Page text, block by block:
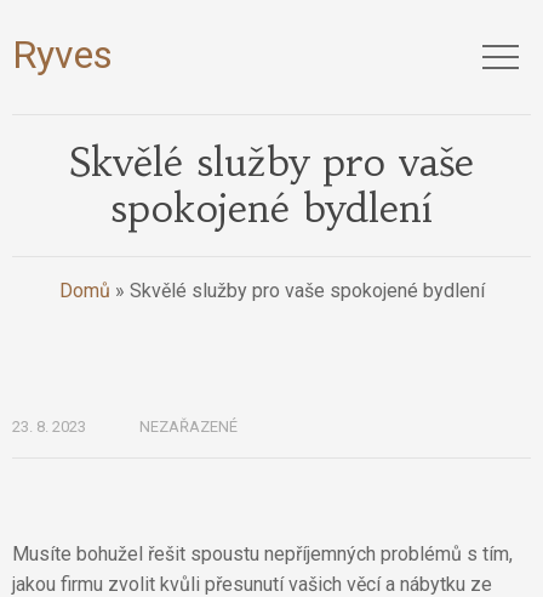
Ryves
Skvělé služby pro vaše
spokojené bydlení
Domů » Skvělé služby pro vaše spokojené bydlení
23. 8. 2023 NEZAŘAZENÉ
Musíte bohužel řešit spoustu nepříjemných problémů s tím,
jakou firmu zvolit kvůli přesunutí vašich věcí a nábytku ze